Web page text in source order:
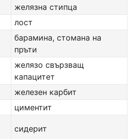
желязна стипца
лост
барамина, стомана на
пръти
желязо свързващ
капацитет
железен карбит
циментит
сидерит